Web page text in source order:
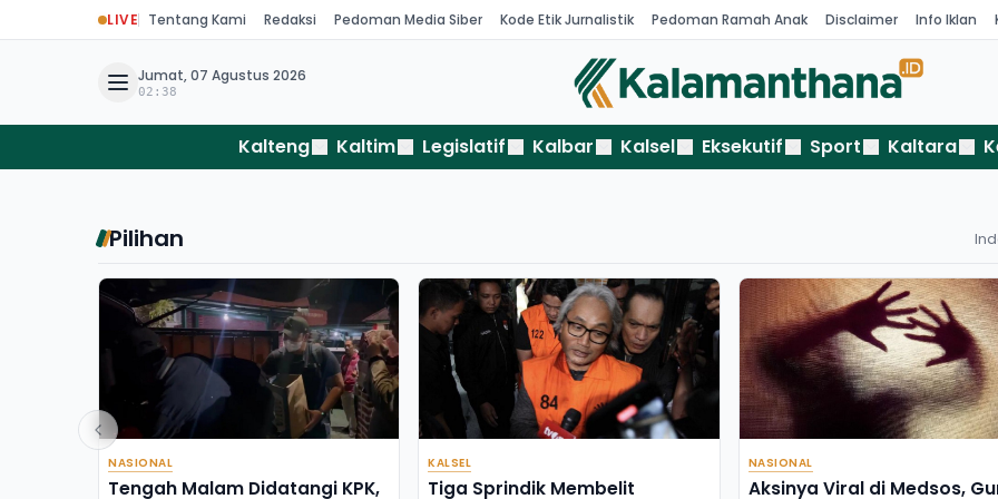
LIVE Tentang Kami Redaksi Pedoman Media Siber Kode Etik Jurnalistik Pedoman Ramah Anak Disclaimer Info Iklan
Jumat, 07 Agustus 2026
02:38
Kalteng Kaltim Legislatif Kalbar Kalsel Eksekutif Sport Kaltara
Pilihan
NASIONAL
Tengah Malam Didatangi KPK,
KALSEL
Tiga Sprindik Membelit
NASIONAL
Aksinya Viral di Medsos,